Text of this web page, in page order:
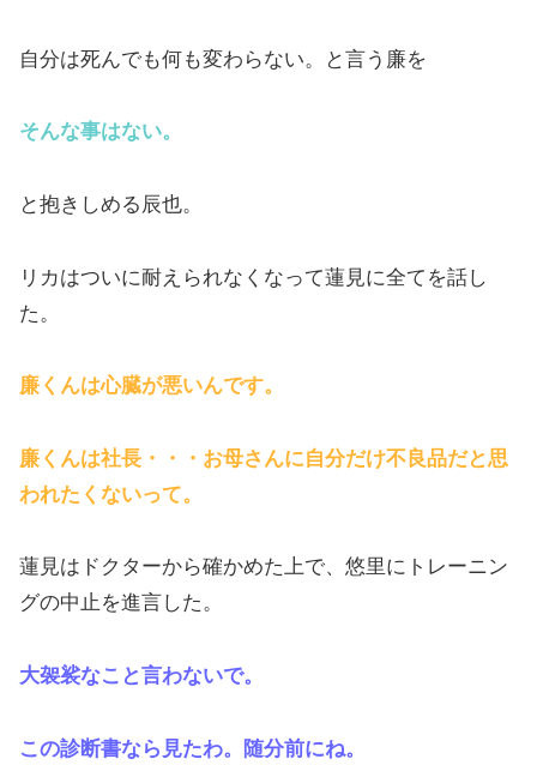
自分は死んでも何も変わらない。と言う廉を
そんな事はない。
と抱きしめる辰也。
リカはついに耐えられなくなって蓮見に全てを話し
た。
廉くんは心臓が悪いんです。
廉くんは社長・・・お母さんに自分だけ不良品だと思
われたくないって。
蓮見はドクターから確かめた上で、悠里にトレーニン
グの中止を進言した。
大袈裟なこと言わないで。
この診断書なら見たわ。随分前にね。